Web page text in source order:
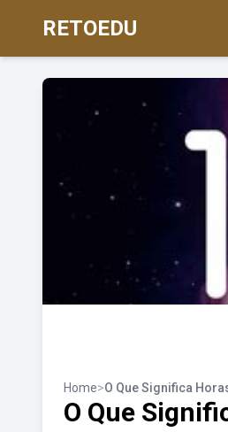
RETOEDU
Home>O Que Significa
O Que